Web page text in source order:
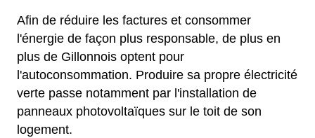
Afin de réduire les factures et consommer
l'énergie de façon plus responsable, de plus en
plus de Gillonnois optent pour
l'autoconsommation. Produire sa propre électricité
verte passe notamment par l'installation de
panneaux photovoltaïques sur le toit de son
logement.